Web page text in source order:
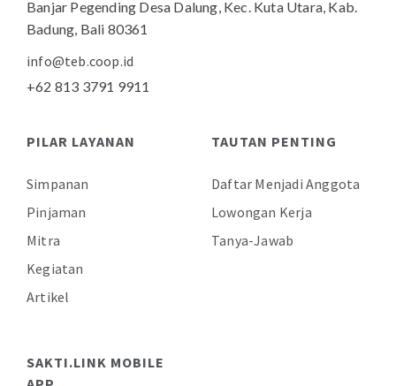
Banjar Pegending Desa Dalung, Kec. Kuta Utara, Kab.
Badung, Bali 80361
info@teb.coop.id
+62 813 3791 9911
PILAR LAYANAN
Simpanan
Pinjaman
Mitra
Kegiatan
Artikel
TAUTAN PENTING
Daftar Menjadi Anggota
Lowongan Kerja
Tanya-Jawab
SAKTI.LINK MOBILE